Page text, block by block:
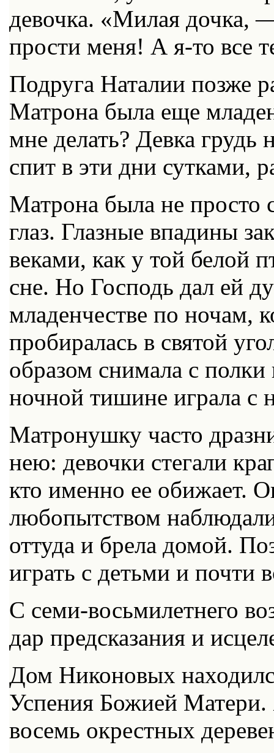
девочка. «Милая дочка,
прости меня! А я-то все
Подруга Наталии позже
Матрона была еще
мне делать? Девка грудь
спит в эти дни сутками,
Матрона была не просто
глаз. Глазные впадины
веками, как у той белой
сне. Но Господь дал ей
младенчестве по ночам,
пробиралась в святой
образом снимала с
ночной тишине играла с
Матронушку часто
нею: девочки стегали
кто именно ее обижает.
любопытством
оттуда и брела домой.
играть с детьми и почти
С семи-восьмилетнего
дар предсказания и
Дом Никоновых
Успения Божией
восемь окрестных